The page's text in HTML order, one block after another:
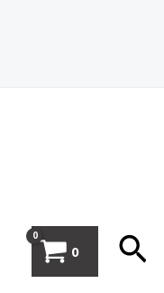
חיפוש0